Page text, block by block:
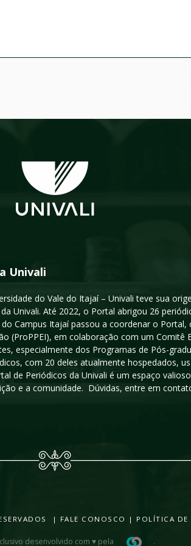
Univali
do Vale do Itajaí – Univali teve sua
Univali. Até 2022, o Portal abrigou 26
Campus Itajaí passou a coordenar o
(ProPPEI), em colaboração com um
especialmente dos Programas de Pós-
com 20 deles atualmente hospedados,
de Periódicos da Univali é um espaço
e a comunidade. Dúvidas, entre em
| FALE CONOSCO | POLÍTICA DE
desenvolvido com ♥ pela .